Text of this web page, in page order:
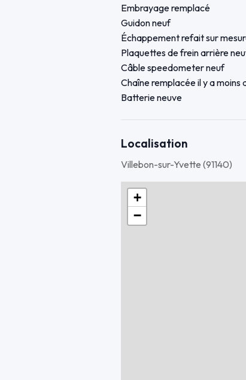
Embrayage remplacé
Guidon neuf
Échappement refait sur
Plaquettes de frein arrière
Câble speedometer neuf
Chaîne remplacée il y a
Batterie neuve
Clignotants avant et arrière
Contrôle technique effectué il
Factures disponibles
Une clé pour le Neiman, une
Départ à l’étranger pour
Localisation
Villebon-sur-Yvette (91140)
+
−